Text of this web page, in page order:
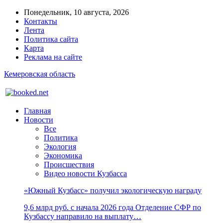
Понедельник, 10 августа, 2026
Контакты
Лента
Политика сайта
Карта
Реклама на сайте
Кемеровская область
Главная
Новости
Все
Политика
Экология
Экономика
Происшествия
Видео новости Кузбасса
«Южный Кузбасс» получил экологическую награду
9,6 млрд руб. с начала 2026 года Отделение СФР по
Кузбассу направило на выплату…